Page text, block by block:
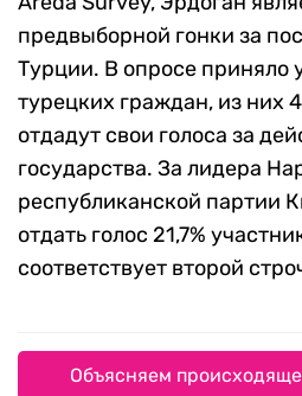
предвыборной гонки за
Турции. В опросе приняло
турецких граждан, из них
отдадут свои голоса за
государства. За лидера
республиканской партии
отдать голос 21,7%
соответствует второй
Объясняем